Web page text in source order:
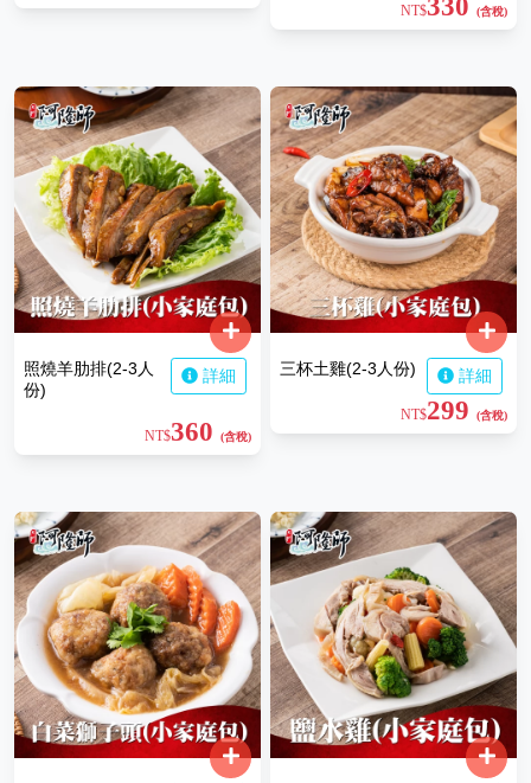
NT$ (含稅)
詳細
照燒羊肋排(2-3人
份)
NT$360 (含稅)
詳細
三杯土雞(2-3人份)
NT$299(含稅)